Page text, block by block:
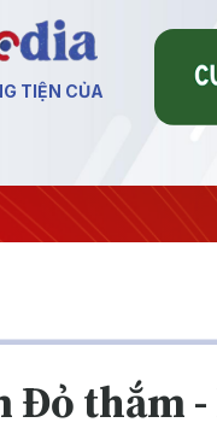
TIỆN CỦA
Đỏ thắm